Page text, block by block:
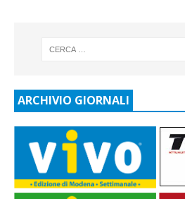
ARCHIVIO GIORNALI